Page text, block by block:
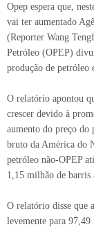
Opep espera que,
vai ter aumentado
(Reporter Wang
Petróleo (OPEP)
produção de petróleo
O relatório apontou
crescer devido à
aumento do preço do
bruto da América do
petróleo não-OPEP
1,15 milhão de barris
O relatório disse que
levemente para